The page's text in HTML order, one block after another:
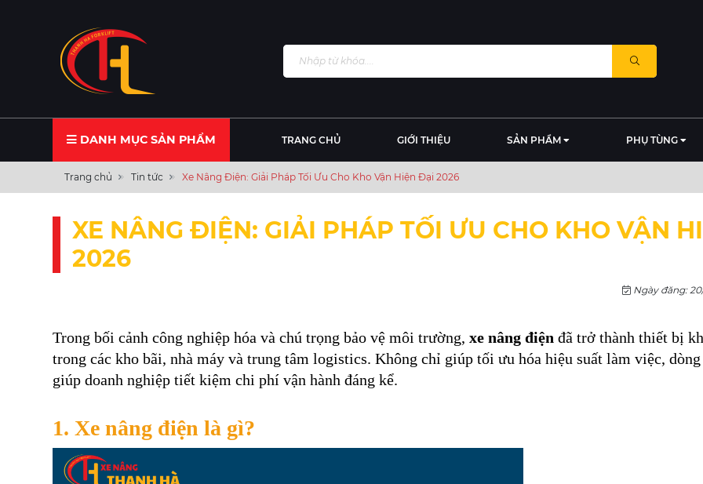
DANH MỤC SẢN PHẨM TRANG CHỦ GIỚI THIỆU SẢN PHẨM PHỤ TÙNG
Trang chủ Tin tức Xe Nâng Điện: Giải Pháp Tối Ưu Cho Kho Vận Hiện Đại 2026
XE NÂNG ĐIỆN: GIẢI PHÁP TỐI ƯU CHO KHO VẬN
2026
Ngày đăng:
Trong bối cảnh công nghiệp hóa và chú trọng bảo vệ môi trường, xe nâng điện đã trở thành thiết bị
trong các kho bãi, nhà máy và trung tâm logistics. Không chỉ giúp tối ưu hóa hiệu suất làm việc, dòng
giúp doanh nghiệp tiết kiệm chi phí vận hành đáng kể.
1. Xe nâng điện là gì?